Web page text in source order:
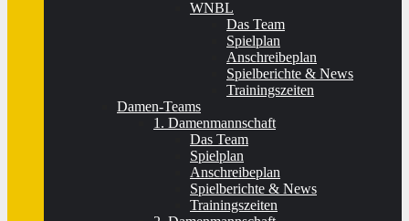
WNBL
Das Team
Spielplan
Anschreibeplan
Spielberichte & News
Trainingszeiten
Damen-Teams
1. Damenmannschaft
Das Team
Spielplan
Anschreibeplan
Spielberichte & News
Trainingszeiten